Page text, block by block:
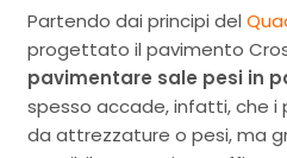
Partendo dai principi del
progettato il pavimento
pavimentare sale pesi in
spesso accade, infatti, che i
da attrezzature o pesi, ma